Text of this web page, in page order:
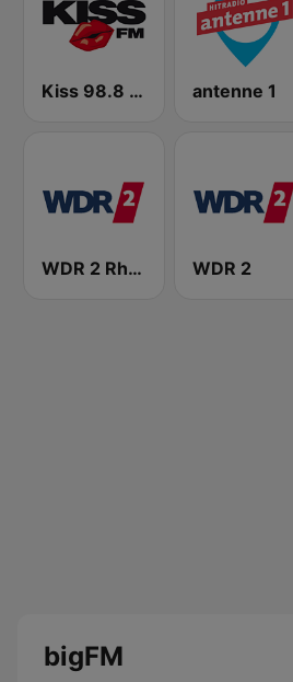
Kiss 98.8 FM antenne 1
WDR 2 Rhein und Ruhr WDR 2
bigFM